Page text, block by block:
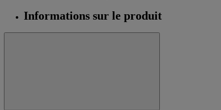
Informations sur le produit